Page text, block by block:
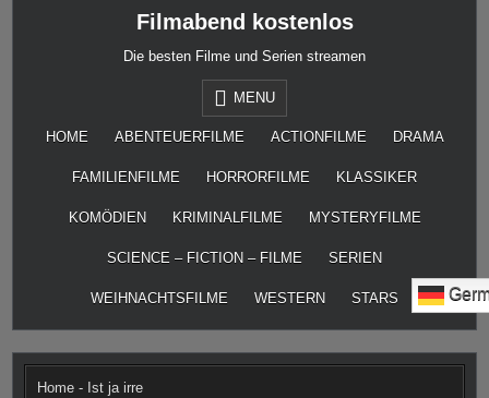
Filmabend kostenlos
Die besten Filme und Serien streamen
MENU
HOME ABENTEUERFILME ACTIONFILME DRAMA
FAMILIENFILME HORRORFILME KLASSIKER
KOMÖDIEN KRIMINALFILME MYSTERYFILME
SCIENCE – FICTION – FILME SERIEN
WEIHNACHTSFILME WESTERN STARS
Home - Ist ja irre